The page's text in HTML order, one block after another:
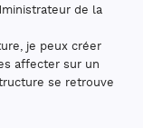
de la
je peux créer
affecter sur un
se retrouve